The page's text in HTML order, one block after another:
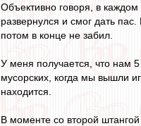
Объективно говоря, в
развернулся и смог дать
потом в конце не забил.
У меня получается, что нам
мусорских, когда мы вышли
находится.
В моменте со второй